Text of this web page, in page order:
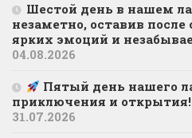
Шестой день в нашем
незаметно, оставив после
ярких эмоций и
04.08.2026
Пятый день нашего
приключения и открытия!
31.07.2026